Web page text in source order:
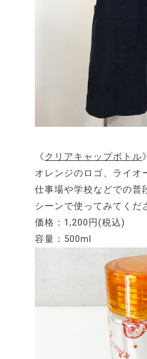
《 クリアキャップボトル》
オレンジのロゴ、ライオ
仕事場や学校などでの普
シーンで使ってみてくだ
価格：1,200円(税込)
容量：500ml